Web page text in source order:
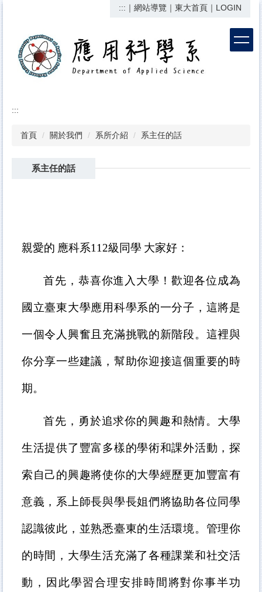
::: ｜ 網站導覽 ｜ 東大首頁 ｜ LOGIN
:::
首頁 關於我們 系所介紹 系主任的話
系主任的話
親愛的 應科系112級同學 大家好：
首先，恭喜你進入大學！歡迎各位成為
國立臺東大學應用科學系的一分子，這將是
一個令人興奮且充滿挑戰的新階段。這裡與
你分享一些建議，幫助你迎接這個重要的時
期。
首先，勇於追求你的興趣和熱情。大學
生活提供了豐富多樣的學術和課外活動，探
索自己的興趣將使你的大學經歷更加豐富有
意義，系上師長與學長姐們將協助各位同學
認識彼此，並熟悉臺東的生活環境。管理你
的時間，大學生活充滿了各種課業和社交活
動，因此學習合理安排時間將對你事半功